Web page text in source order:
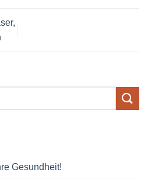
Gesundheit!